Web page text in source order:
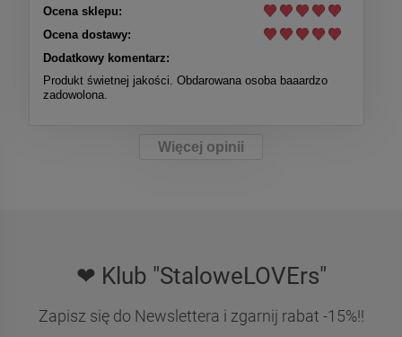
Ocena sklepu:
Ocena dostawy:
Dodatkowy komentarz:
Produkt świetnej jakości. Obdarowana osoba baaardzo
zadowolona.
Więcej opinii
❤ Klub "StaloweLOVErs"
Zapisz się do Newslettera i zgarnij rabat -15%!!